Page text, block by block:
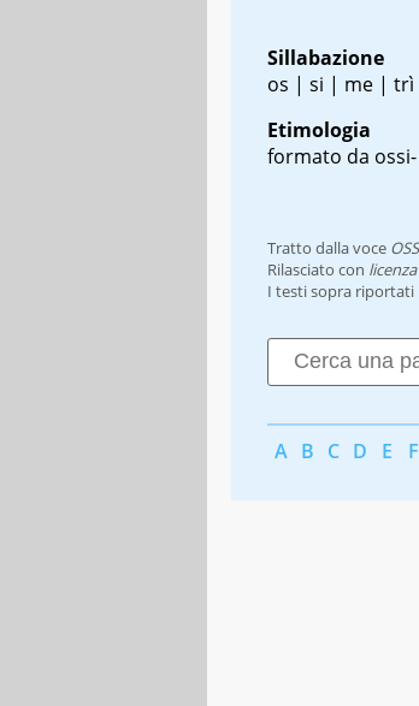
Sillabazione
os | si | me | trì
Etimologia
formato da
Tratto dalla voce
Rilasciato con
I testi sopra riportati
A B C D E F